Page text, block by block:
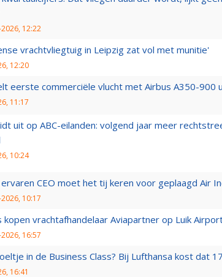
12:22
vrachtvliegtuig in Leipzig zat vol met munitie'
12:20
eerste commerciële vlucht met Airbus A350-900
11:17
uit op ABC-eilanden: volgend jaar meer
10:24
CEO moet het tij keren voor geplaagd Air
10:17
kopen vrachtafhandelaar Aviapartner op Luik
16:57
in de Business Class? Bij Lufthansa kost dat
16:41